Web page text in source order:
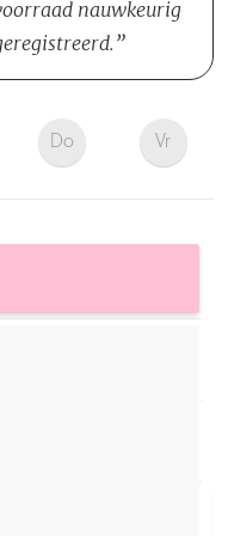
nauwkeurig
Do Vr